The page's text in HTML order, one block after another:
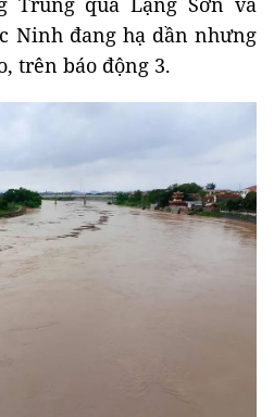
Ninh đang hạ dần nhưng
trên báo động 3.